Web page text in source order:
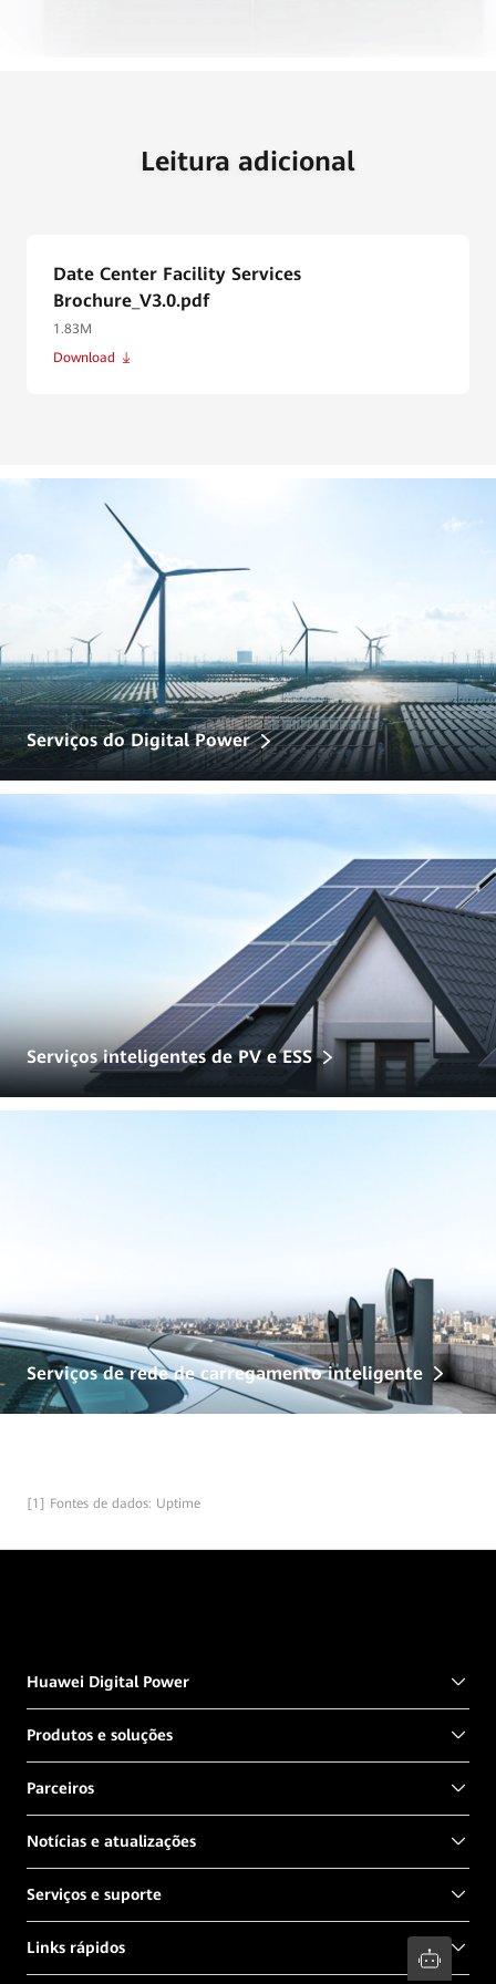
Leitura adicional
Date Center Facility Services
Brochure_V3.0.pdf
1.83M
Download
Serviços do Digital Power
Serviços inteligentes de PV e ESS
Serviços de rede de carregamento inteligente
[1] Fontes de dados: Uptime
Huawei Digital Power
Produtos e soluções
Parceiros
Notícias e atualizações
Serviços e suporte
Links rápidos